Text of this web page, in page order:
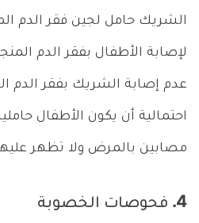
الشريك حامل لجين فقر الدم
لإصابة الأطفال بفقر الدم
عدم إصابة الشريك بفقر الدم
احتمالية أن يكون الأطفال
مصابين بالمرض ولا تظهر
4. فحوصات الخصوبة